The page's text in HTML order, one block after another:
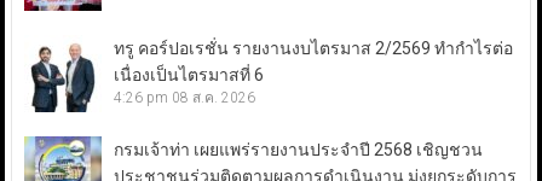
ทรู คอร์ปอเรชั่น รายงานงบไตรมาส 2/2569 ทำกำไรต่อ
เนื่องเป็นไตรมาสที่ 6
4:26 pm 08 ส.ค. 2026
กรมเจ้าท่า เผยแพร่รายงานประจำปี 2568 เชิญชวน
ประชาชนร่วมติดตามผลการดำเนินงาน มุ่งยกระดับการ